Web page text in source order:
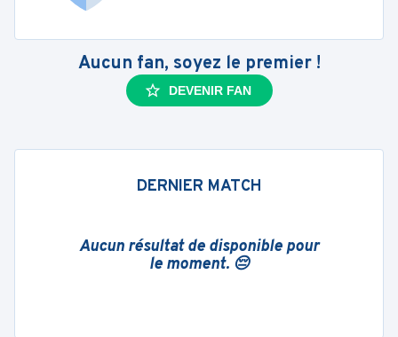
Aucun fan, soyez le premier !
DEVENIR FAN
DERNIER MATCH
Aucun résultat de disponible pour
le moment. 😔